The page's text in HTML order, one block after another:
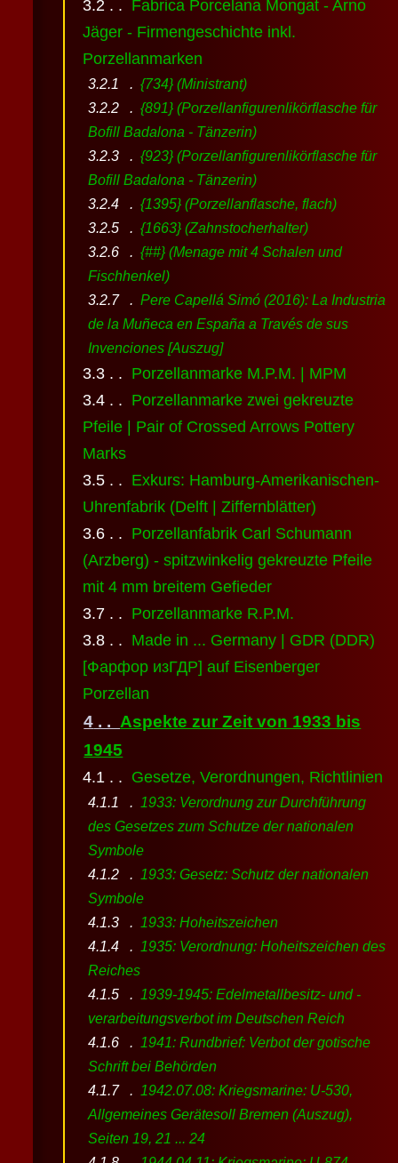
Fabrica Porcelana Mongat - Arno
Jäger - Firmengeschichte inkl.
Porzellanmarken
{734} (Ministrant)
{891} (Porzellanfigurenlikörflasche für
Bofill Badalona - Tänzerin)
{923} (Porzellanfigurenlikörflasche für
Bofill Badalona - Tänzerin)
{1395} (Porzellanflasche, flach)
{1663} (Zahnstocherhalter)
{##} (Menage mit 4 Schalen und
Fischhenkel)
Pere Capellá Simó (2016): La Industria
de la Muñeca en España a Través de sus
Invenciones [Auszug]
Porzellanmarke M.P.M. | MPM
Porzellanmarke zwei gekreuzte
Pfeile | Pair of Crossed Arrows Pottery
Marks
Exkurs: Hamburg-Amerikanischen-
Uhrenfabrik (Delft | Ziffernblätter)
Porzellanfabrik Carl Schumann
(Arzberg) - spitzwinkelig gekreuzte Pfeile
mit 4 mm breitem Gefieder
Porzellanmarke R.P.M.
Made in ... Germany | GDR (DDR)
[Фарфор изГДР] auf Eisenberger
Porzellan
Aspekte zur Zeit von 1933 bis
1945
Gesetze, Verordnungen, Richtlinien
1933: Verordnung zur Durchführung
des Gesetzes zum Schutze der nationalen
Symbole
1933: Gesetz: Schutz der nationalen
Symbole
1933: Hoheitszeichen
1935: Verordnung: Hoheitszeichen des
Reiches
1939-1945: Edelmetallbesitz- und -
verarbeitungsverbot im Deutschen Reich
1941: Rundbrief: Verbot der gotische
Schrift bei Behörden
1942.07.08: Kriegsmarine: U-530,
Allgemeines Gerätesoll Bremen (Auszug),
Seiten 19, 21 ... 24